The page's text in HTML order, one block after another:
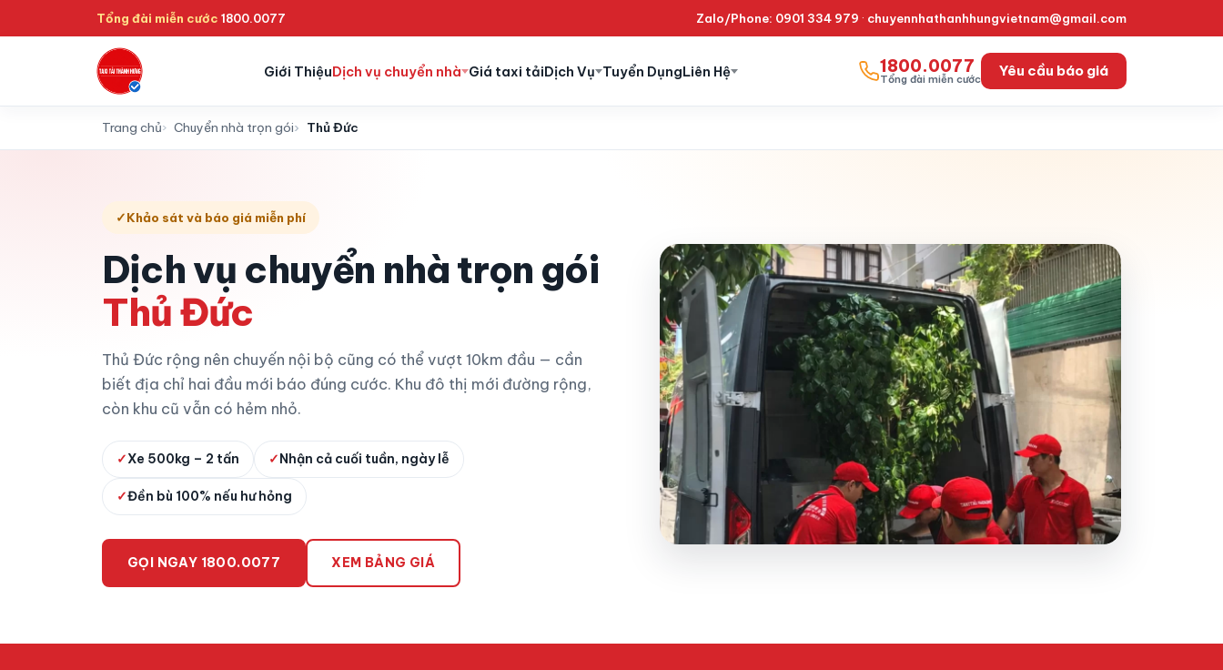
Tổng đài miễn cước 1800.0077 Zalo/Phone: 0901 334 979 · chuyennhathanhhungvietnam@gmail.com
Giới ThiệuDịch vụ chuyển nhà Giá taxi tảiDịch Vụ Tuyển DụngLiên Hệ 1800.0077
Tổng đài miễn cước Yêu cầu báo giá
Trang chủ Chuyển nhà trọn gói Thủ Đức
✓Khảo sát và báo giá miễn phí
Dịch vụ chuyển nhà trọn gói
Thủ Đức
Thủ Đức rộng nên chuyến nội bộ cũng có thể vượt 10km đầu — cần
biết địa chỉ hai đầu mới báo đúng cước. Khu đô thị mới đường rộng,
còn khu cũ vẫn có hẻm nhỏ.
✓Xe 500kg – 2 tấn ✓Nhận cả cuối tuần, ngày lễ
✓Đền bù 100% nếu hư hỏng
GỌI NGAY 1800.0077 XEM BẢNG GIÁ